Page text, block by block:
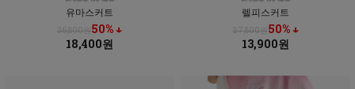
유마스커트
36,800원50% ↓
18,400원
렐피스커트
27,800원50% ↓
13,900원